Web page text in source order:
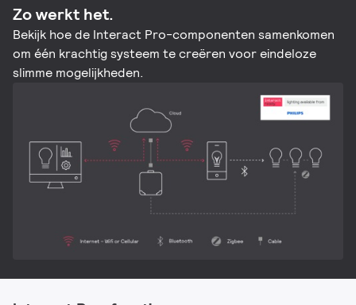
Zo werkt het.
Bekijk hoe de Interact Pro-componenten samenkomen
om één krachtig systeem te creëren voor eindeloze
slimme mogelijkheden.